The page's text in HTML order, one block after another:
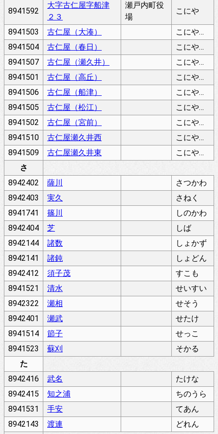
8941592
大字古仁屋字船津
２３
瀬戸内町役
場
こにや
8941503 古仁屋（大湊）
こにや（おおみなと）
8941504
古仁屋（春日）
こにや（かすが）
8941507
古仁屋（瀬久井）
こにや（せくい）
8941501
古仁屋（高丘）
こにや（たかおか）
8941506
古仁屋（船津）
こにや（ふなつ）
8941505
古仁屋（松江）
こにや（まつえ）
8941502
古仁屋（宮前）
こにや（みやまえ）
8941510
古仁屋瀬久井西
こにやせくいにし
8941509
古仁屋瀬久井東
こにやせくいひがし
さ
8942402
薩川
さつかわ
8942403
実久
さねく
8941741
篠川
しのかわ
8942404
芝
しば
8942144
諸数
しょかず
8942141
諸鈍
しょどん
8942412
須子茂
すこも
8941521
清水
せいすい
8942322
瀬相
せそう
8942401
瀬武
せたけ
8941514
節子
せっこ
8941523
蘇刈
そかる
た
8942416
武名
たけな
8942415
知之浦
ちのうら
8941531
手安
てあん
8942143
渡連
どれん